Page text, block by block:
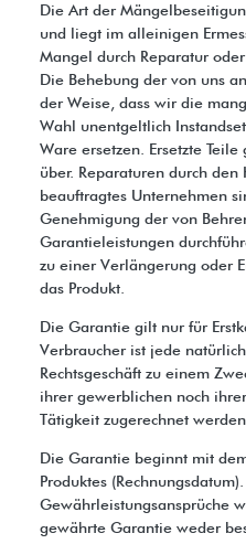
Die Art der
und liegt im alleinigen
Mangel durch Reparatur
Die Behebung der von uns
der Weise, dass wir die
Wahl unentgeltlich
Ware ersetzen. Ersetzte
über. Reparaturen durch
beauftragtes Unternehmen
Genehmigung der von
Garantieleistungen
zu einer Verlängerung oder
das Produkt.
Die Garantie gilt nur für
Verbraucher ist jede
Rechtsgeschäft zu einem
ihrer gewerblichen noch
Tätigkeit zugerechnet werden
Die Garantie beginnt mit
Produktes
Gewährleistungsansprüche
gewährte Garantie weder